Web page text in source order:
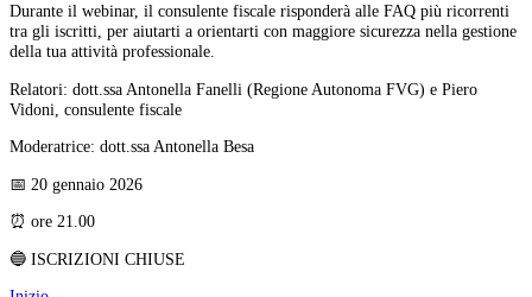
Durante il webinar, il consulente fiscale risponderà alle FAQ più ricorrenti
tra gli iscritti, per aiutarti a orientarti con maggiore sicurezza nella gestione
della tua attività professionale.
Relatori: dott.ssa Antonella Fanelli (Regione Autonoma FVG) e Piero
Vidoni, consulente fiscale
Moderatrice: dott.ssa Antonella Besa
📅 20 gennaio 2026
⏰ ore 21.00
🔵 ISCRIZIONI CHIUSE